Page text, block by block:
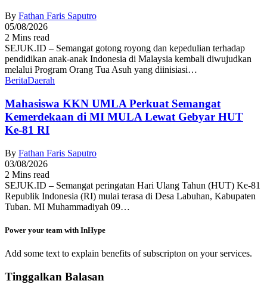
By Fathan Faris Saputro
05/08/2026
2 Mins read
SEJUK.ID – Semangat gotong royong dan kepedulian terhadap
pendidikan anak-anak Indonesia di Malaysia kembali diwujudkan
melalui Program Orang Tua Asuh yang diinisiasi…
BeritaDaerah
Mahasiswa KKN UMLA Perkuat Semangat
Kemerdekaan di MI MULA Lewat Gebyar HUT
Ke-81 RI
By Fathan Faris Saputro
03/08/2026
2 Mins read
SEJUK.ID – Semangat peringatan Hari Ulang Tahun (HUT) Ke-81
Republik Indonesia (RI) mulai terasa di Desa Labuhan, Kabupaten
Tuban. MI Muhammadiyah 09…
Power your team with InHype
Add some text to explain benefits of subscripton on your services.
Tinggalkan Balasan